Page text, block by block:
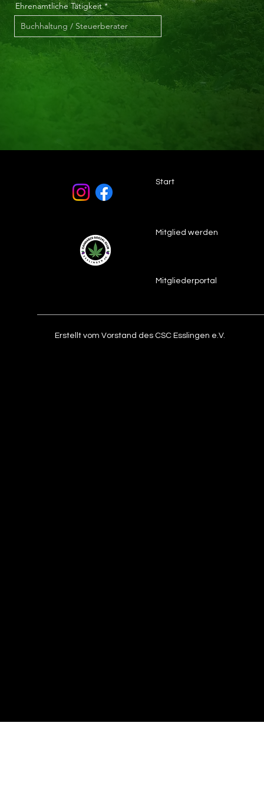
Ehrenamtliche Tätigkeit
Start
Mitglied werden
Mitgliederportal
Erstellt vom Vorstand des CSC Esslingen e.V.